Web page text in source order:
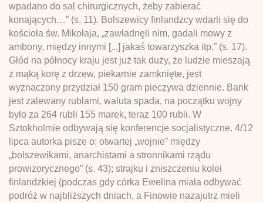
wpadano do sal chirurgicznych, żeby zabierać
konających…” (s. 11). Bolszewicy finlandzcy wdarli się do
kościoła św. Mikołaja, „zawładnęli nim, gadali mowy z
ambony, między innymi [...] jakaś towarzyszka itp.” (s. 17).
Głód na północy kraju jest już tak duży, że ludzie mieszają
z mąką korę z drzew, piekarnie zamknięte, jest
wyznaczony przydział 150 gram pieczywa dziennie. Bank
jest zalewany rublami, waluta spada, na początku wojny
było za 264 rubli 155 marek, teraz 100 rubli. W
Sztokholmie odbywają się konferencje socjalistyczne. 4/12
lipca autorka pisze o: otwartej „wojnie” między
„bolszewikami, anarchistami a stronnikami rządu
prowizorycznego” (s. 43); strajku i zniszczeniu kolei
finlandzkiej (podczas gdy córka Ewelina miała odbywać
podróż w najbliższych dniach, a Finowie nazajutrz mieli